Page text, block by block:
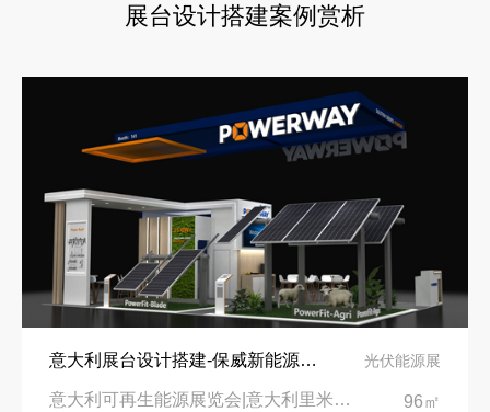
展台设计搭建案例赏析
意大利展台设计搭建-保威新能源在意大利里米尼会展中心推出最新产品-中励展览设计策划公司 光伏能源展
意大利可再生能源展览会|意大利里米尼会展中心 96㎡